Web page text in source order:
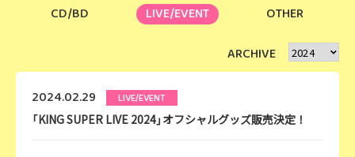
CD/BD
LIVE/EVENT OTHER
ARCHIVE
2024.02.29 LIVE/EVENT
「KING SUPER LIVE 2024」オフシャルグッズ販売決定！